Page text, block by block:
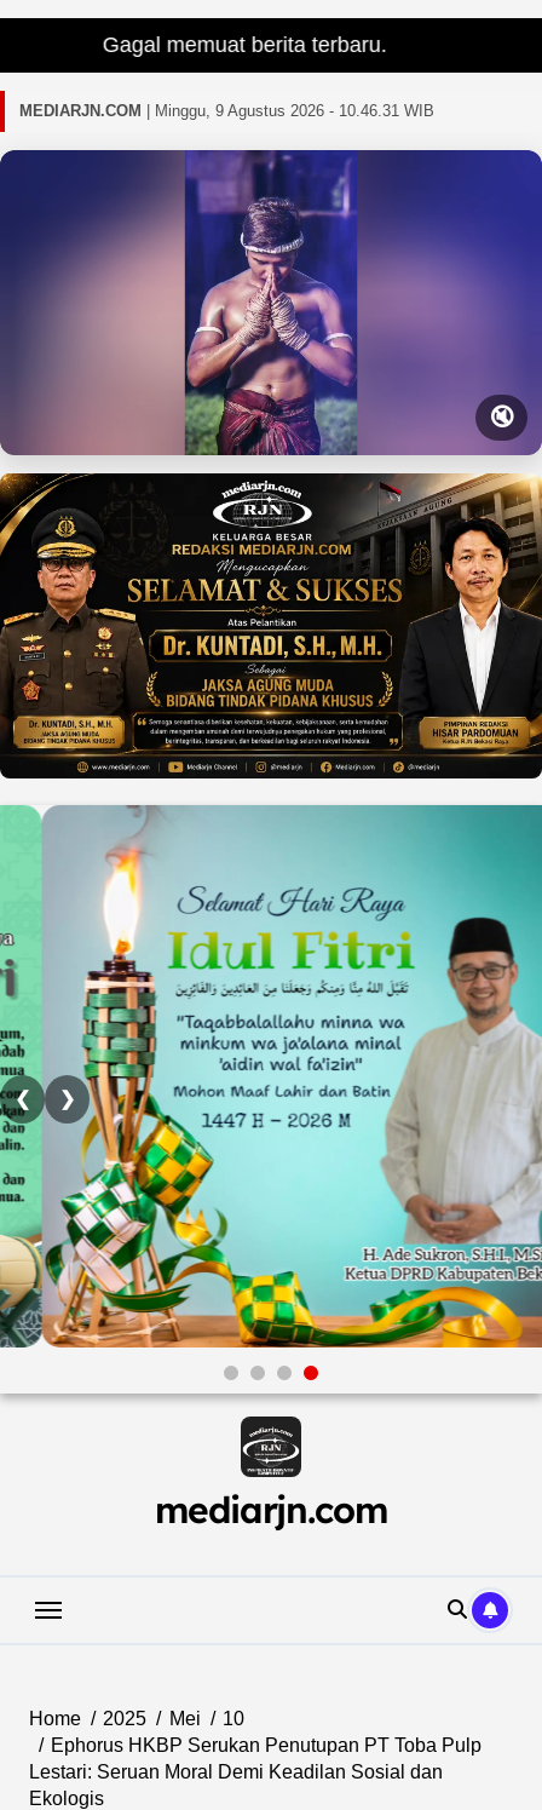
Gagal memuat berita terbaru.
MEDIARJN.COM Minggu, 9 Agustus 2026 - 10.46.32 WIB
🔇
❮ ❯
Skip
mediarjn.com
Home 2025 Mei
10
Ephorus HKBP Serukan Penutupan PT Toba Pulp
Lestari: Seruan Moral Demi Keadilan Sosial dan
Ekologis